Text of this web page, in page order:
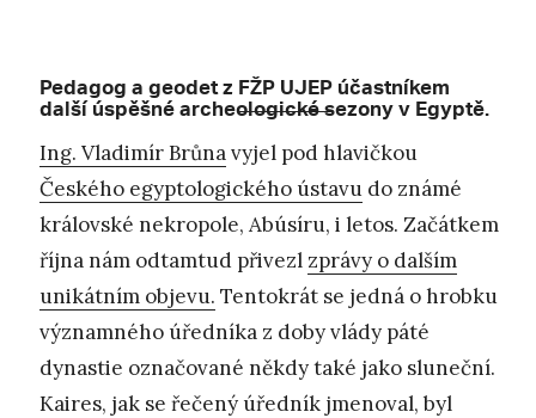
Pedagog a geodet zFŽP UJEPúčastníkem
další úspěšné archeologické sezony v Egyptě.
Ing. Vladimír Brůnavyjel pod hlavičkou
Českého egyptologického ústavu do známé
královské nekropole, Abúsíru, i letos. Začátkem
října nám odtamtud přivezl zprávy o dalším
unikátním objevu. Tentokrát se jedná o hrobku
významného úředníka z doby vlády páté
dynastie označované někdy také jako sluneční.
Kaires, jak se řečený úředník jmenoval, byl